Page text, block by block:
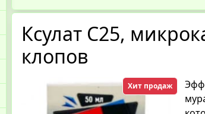
Ксулат С25,
клопов
Хит продаж